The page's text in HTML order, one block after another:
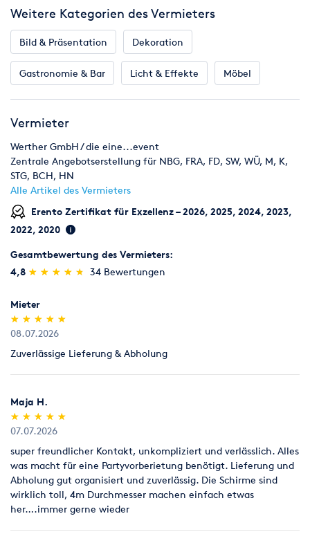
Farbe: weiss
Gesamthöhe: 94 cm
Sitzbreite: 44 cm
Sitzhöhe: 47 cm
10% Elastan
Bei unseren Preisen handelt es sich immer um Bruttopreise
(inkl. zur Zeit gültiger gesetzl. MwSt)
Seite. Wie zum Beispiel Projektionstechnik Beamer und
Leinwände, Loungemöbel, Indoor- und Outdoorbeleuchtung,
Fragen Sie nach!!!
Weitere Kategorien des Vermieters
Bild & Präsentation Dekoration
Gastronomie & Bar Licht & Effekte Möbel
Vermieter
Werther GmbH / die eine...event
Zentrale Angebotserstellung für NBG, FRA, FD, SW, WÜ, M, K,
STG, BCH, HN
Alle Artikel des Vermieters
Erento Zertifikat für Exzellenz – 2026, 2025, 2024, 2023,
2022, 2020
Gesamtbewertung des Vermieters:
4,8 (*)
★
★
(*) ★
★
(*) ★
★
(*) ★
★
(*) ★
★ 34 Bewertungen
Mieter
(*)
★
★
(*) ★
★
(*) ★
★
(*) ★
★
(*) ★
★
08.07.2026
Zuverlässige Lieferung & Abholung
Maja H.
(*)
★
★
(*) ★
★
(*) ★
★
(*) ★
★
(*) ★
★
07.07.2026
super freundlicher Kontakt, unkompliziert und verlässlich. Alles
was macht für eine Partyvorberietung benötigt. Lieferung und
Abholung gut organisiert und zuverlässig. Die Schirme sind
wirklich toll, 4m Durchmesser machen einfach etwas
her….immer gerne wieder